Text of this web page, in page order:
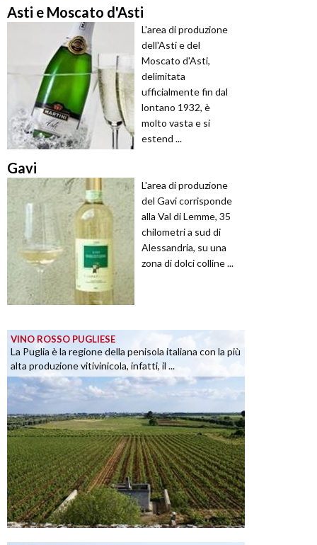
Asti e Moscato d'Asti
L'area di produzione
dell'Asti e del
Moscato d'Asti,
delimitata
ufficialmente fin dal
lontano 1932, è
molto vasta e si
estend ...
Gavi
L'area di produzione
del Gavi corrisponde
alla Val di Lemme, 35
chilometri a sud di
Alessandria, su una
zona di dolci colline ...
VINO ROSSO PUGLIESE
La Puglia è la regione della penisola italiana con la più
alta produzione vitivinicola, infatti, il ...